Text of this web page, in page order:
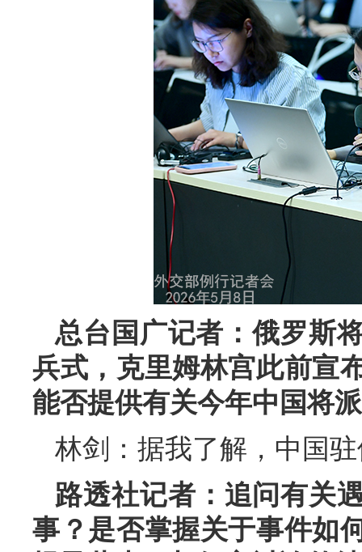
总台国广记者：俄罗斯
兵式，克里姆林宫此前宣
能否提供有关今年中国将
林剑：据我了解，中国
路透社记者：追问有关
事？是否掌握关于事件如